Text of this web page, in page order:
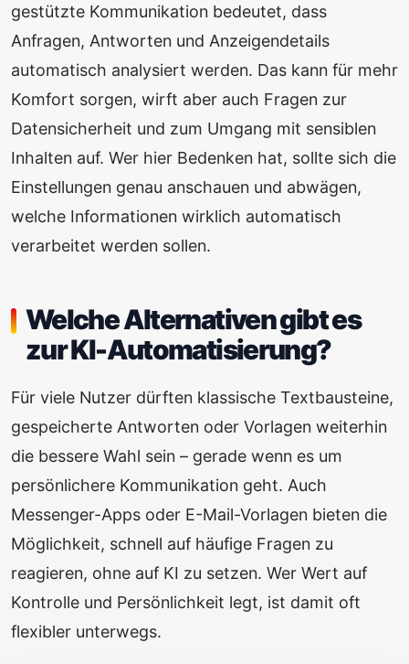
gestützte Kommunikation bedeutet, dass
Anfragen, Antworten und Anzeigendetails
automatisch analysiert werden. Das kann für mehr
Komfort sorgen, wirft aber auch Fragen zur
Datensicherheit und zum Umgang mit sensiblen
Inhalten auf. Wer hier Bedenken hat, sollte sich die
Einstellungen genau anschauen und abwägen,
welche Informationen wirklich automatisch
verarbeitet werden sollen.
Welche Alternativen gibt es
zur KI-Automatisierung?
Für viele Nutzer dürften klassische Textbausteine,
gespeicherte Antworten oder Vorlagen weiterhin
die bessere Wahl sein – gerade wenn es um
persönlichere Kommunikation geht. Auch
Messenger-Apps oder E-Mail-Vorlagen bieten die
Möglichkeit, schnell auf häufige Fragen zu
reagieren, ohne auf KI zu setzen. Wer Wert auf
Kontrolle und Persönlichkeit legt, ist damit oft
flexibler unterwegs.